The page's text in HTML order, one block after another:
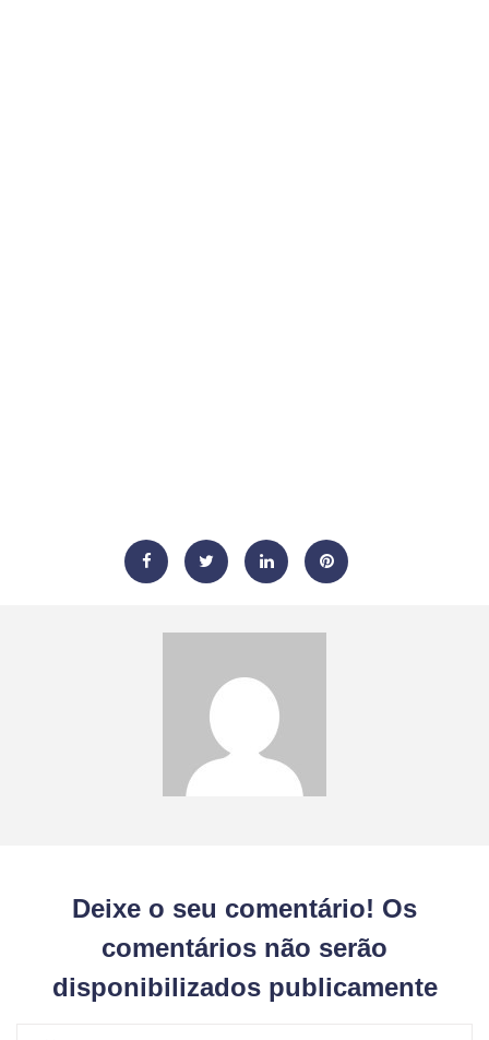
Deixe o seu comentário! Os
comentários não serão
disponibilizados publicamente